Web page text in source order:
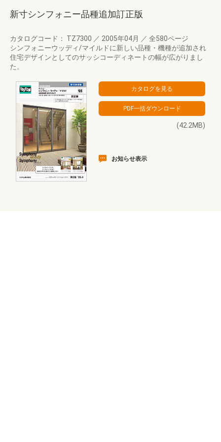
新寸シンフォニー品種追加訂正版
カタログコード： TZ7300 ／ 2005年04月 ／ 全580ページ
シンフォニーウッディ/マイルドに新しい品種・機種が追加され
住宅デザインとしてのサッシコーディネートの幅が広がりまし
た。
(42.2MB)
お知らせ表示